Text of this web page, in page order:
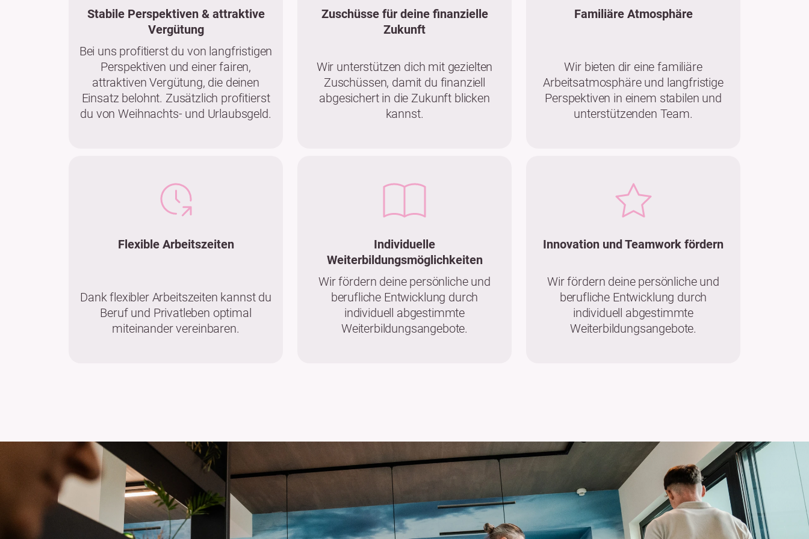
Stabile Perspektiven & attraktive
Vergütung
Bei uns profitierst du von langfristigen
Perspektiven und einer fairen,
attraktiven Vergütung, die deinen
Einsatz belohnt. Zusätzlich profitierst
du von Weihnachts- und Urlaubsgeld.
Zuschüsse für deine finanzielle
Zukunft
Wir unterstützen dich mit gezielten
Zuschüssen, damit du finanziell
abgesichert in die Zukunft blicken
kannst.
Familiäre Atmosphäre
Wir bieten dir eine familiäre
Arbeitsatmosphäre und langfristige
Perspektiven in einem stabilen und
unterstützenden Team.
Flexible Arbeitszeiten
Dank flexibler Arbeitszeiten kannst du
Beruf und Privatleben optimal
miteinander vereinbaren.
Individuelle
Weiterbildungsmöglichkeiten
Wir fördern deine persönliche und
berufliche Entwicklung durch
individuell abgestimmte
Weiterbildungsangebote.
Innovation und Teamwork fördern
Wir fördern deine persönliche und
berufliche Entwicklung durch
individuell abgestimmte
Weiterbildungsangebote.